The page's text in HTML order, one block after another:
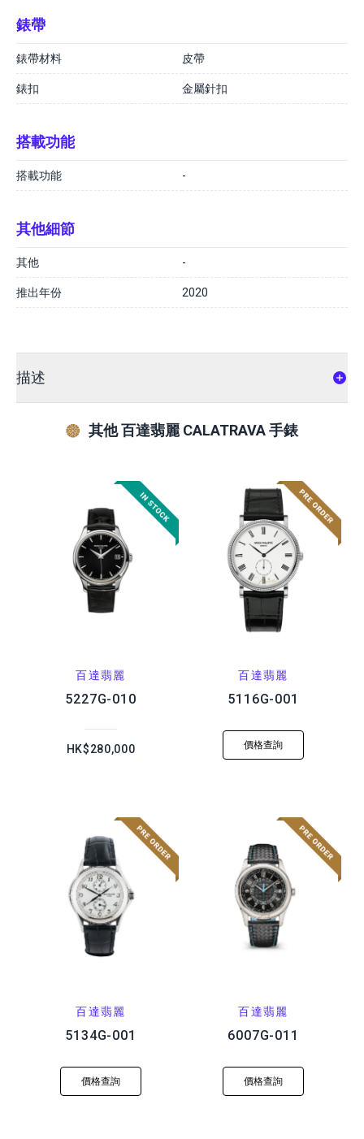
錶帶
錶帶材料 皮帶
錶扣 金屬針扣
搭載功能
搭載功能 -
其他細節
其他 -
推出年份 2020
描述
其他 百達翡麗 CALATRAVA 手錶
百達翡麗
5227G-010
HK$280,000
百達翡麗
5116G-001
價格查詢
百達翡麗
5134G-001
價格查詢
百達翡麗
6007G-011
價格查詢